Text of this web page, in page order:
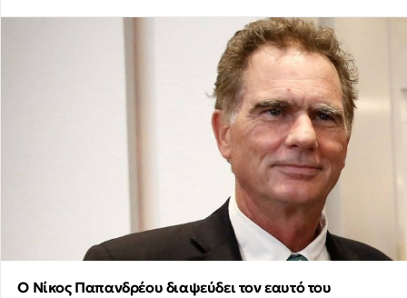
Ο Νίκος Παπανδρέου διαψεύδει τον εαυτό του